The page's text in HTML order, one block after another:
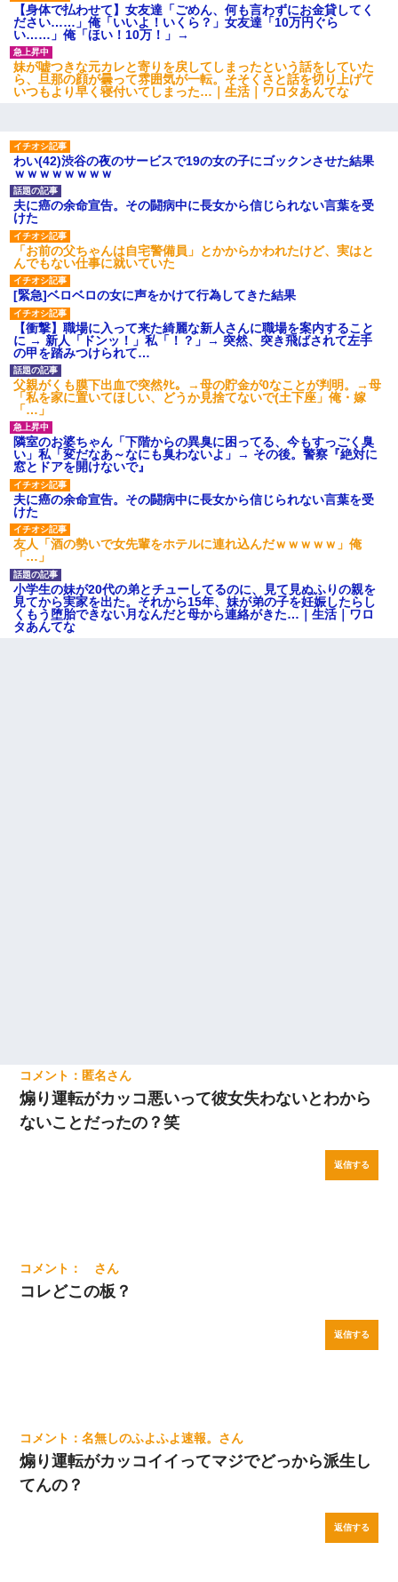
婚活パーティーでよく会う美女がいた。こんな完璧な容姿を持っ
てしても結婚て難しいんだなぁ…と思ってた
夫に癌の余命宣告。その闘病中に長女から信じられない言葉を受
父が他界→父のフリン相手『どうか相続を放棄して下さい、昔の
ことは謝ります。ごめんなさい…』私「お子さんはフリン略奪婚
って知ってるの？」相手『 』結果→
ずっとニートだと思ってた同居の義弟が投資で旦那より稼いでる
とか知らなかった…
私（23）冗談のつもりで上司（27）に胸を揉ませた結果・・・
【衝撃】ある工場に配属すると、女の人がみんな退職してしま
う。会社「仕事がハードだし田舎で娯楽も少ないからキツイの
か…」→ 実際は違った
嫁の妹（26歳）がずっとウチに泊まりに来た結果→俺がヤバイｗ
ｗｗｗｗｗｗｗ
私「結婚やめるわ」 婚約者「え？なんでなんで？」 → 放置した
結果…｜生活｜ワロタあんてな
彼女(37)の情欲がえげつない件ｗｗｗｗｗｗｗ
【画像】女の子「お母さん！！私ようやくファッションモデルに
選ばれたの！絶対見に来てね！」→悲しい結果がこれ・・・
【身体で払わせて】女友達「ごめん、何も言わずにお金貸してく
ださい……」俺「いいよ！いくら？」女友達「10万円ぐら
い……」俺「ほい！10万！」→
妹が嘘つきな元カレと寄りを戻してしまったという話をしていた
ら、旦那の顔が曇って雰囲気が一転。そそくさと話を切り上げて
いつもより早く寝付いてしまった…｜生活｜ワロタあんてな
わい(42)渋谷の夜のサービスで19の女の子にゴックンさせた結果
ｗｗｗｗｗｗｗｗ
夫に癌の余命宣告。その闘病中に長女から信じられない言葉を受
けた
「お前の父ちゃんは自宅警備員」とかからかわれたけど、実はと
んでもない仕事に就いていた
[緊急]ベロベロの女に声をかけて行為してきた結果
【衝撃】職場に入って来た綺麗な新人さんに職場を案内すること
に → 新人「ドンッ！」私「！？」→ 突然、突き飛ばされて左手
の甲を踏みつけられて…
父親がくも膜下出血で突然ﾀﾋ。→母の貯金が0なことが判明。→母
「私を家に置いてほしい、どうか見捨てないで(土下座」俺・嫁
「…」
隣室のお婆ちゃん「下階からの異臭に困ってる、今もすっごく臭
い」私「変だなあ～なにも臭わないよ」→ その後。警察『絶対に
窓とドアを開けないで』
夫に癌の余命宣告。その闘病中に長女から信じられない言葉を受
けた
友人「酒の勢いで女先輩をホテルに連れ込んだｗｗｗｗｗ」俺
「…」
小学生の妹が20代の弟とチューしてるのに、見て見ぬふりの親を
見てから実家を出た。それから15年、妹が弟の子を妊娠したらし
くもう堕胎できない月なんだと母から連絡がきた…｜生活｜ワロ
タあんてな
匿名
煽り運転がカッコ悪いって彼女失わないとわから
ないことだったの？笑
返信する
コレどこの板？
返信する
名無しのふよふよ速報。
煽り運転がカッコイイってマジでどっから派生し
てんの？
返信する